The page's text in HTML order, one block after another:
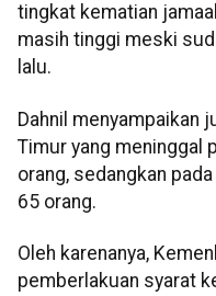
tingkat kematian
masih tinggi meski
lalu.
Dahnil menyampaikan
Timur yang meninggal
orang, sedangkan
65 orang.
Oleh karenanya,
pemberlakuan syarat